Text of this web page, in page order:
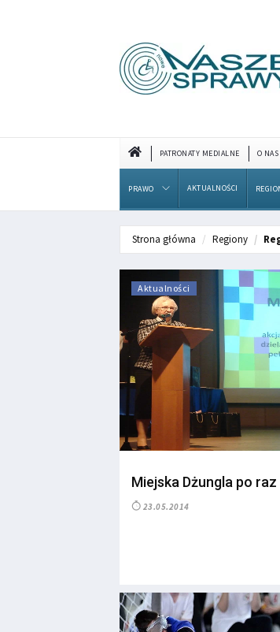
PATRONATY MEDIALNE O NAS
PRAWO AKTUALNOŚCI
Strona główna Regiony
Aktualności
Miejska Dżungla po
23.05.2014